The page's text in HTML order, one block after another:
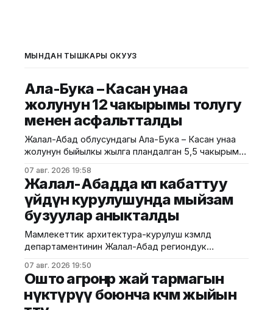
МЫНДАН ТЫШКАРЫ ОКУҢУЗ
Ала-Бука – Касан унаа
жолунун 12 чакырымы толугу
менен асфальтталды
Жалал-Абад облусундагы Ала-Бука – Касан унаа
жолунун быйылкы жылга пландалган 5,5 чакырым
аяктады. Транспорт жана коммуникациялар
министрлигинин маалыматына ылайык, жол куруу
иштери №17 Жол эксплуатациялоо мекемеси
тарабынан белгиленген графикке ылайык,
курулуштун сапат талаптарын сактоо менен
жүргүзүлдү. Аталган жолдун жалпы 12 чакырымына
07 авг. 2026 19:58
Жалал-Абадда көп кабаттуу
үйдүн курулушунда мыйзам
бузуулар аныкталды
Мамлекеттик архитектура-курулуш көзөмөлдөө
департаментинин Жалал-Абад региондук
текшерүү жүргүздү. Бул тууралуу Курулуш
министрлигинин басма сөз кызматы билдирди.
Маалыматка ылайык, текшерүү Байзаков көчөсү, 46
дарегинде курулуп жаткан объектте өткөрүлүп,
07 авг. 2026 19:50
Ошто агроөнөр жай тармагын
өнүктүрүү боюнча көчмө жыйын